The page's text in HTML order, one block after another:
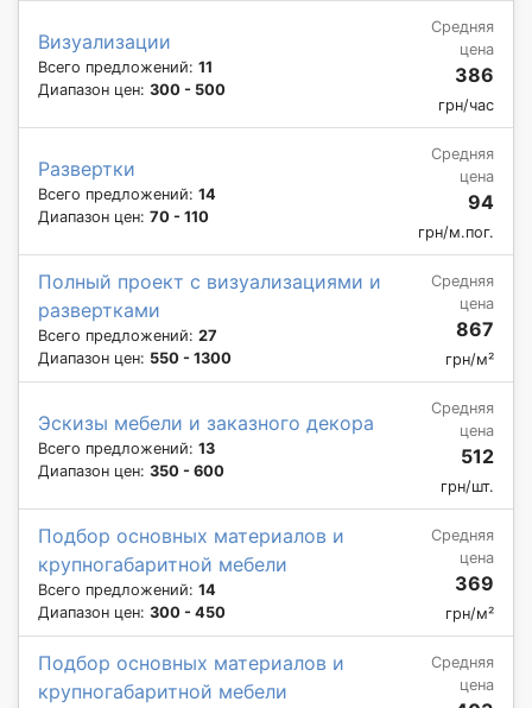
Визуализации
Всего предложений: 11
Диапазон цен: 300 - 500
Средняя
цена
386
грн/час
Развертки
Всего предложений: 14
Диапазон цен: 70 - 110
Средняя
цена
94
грн/м.пог.
Полный проект с визуализациями и
развертками
Всего предложений: 27
Диапазон цен: 550 - 1300
Средняя
цена
867
грн/м²
Эскизы мебели и заказного декора
Всего предложений: 13
Диапазон цен: 350 - 600
Средняя
цена
512
грн/шт.
Подбор основных материалов и
крупногабаритной мебели
Всего предложений: 14
Диапазон цен: 300 - 450
Средняя
цена
369
грн/м²
Подбор основных материалов и
крупногабаритной мебели
Средняя
цена